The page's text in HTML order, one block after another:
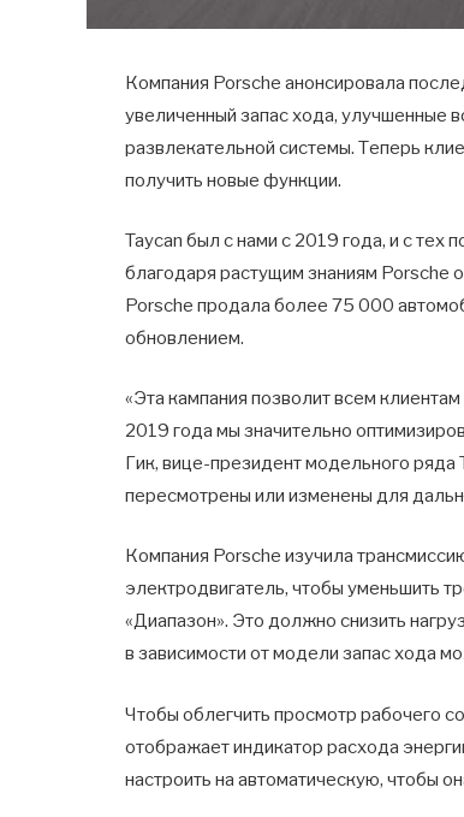
Компания Porsche анонсировала
увеличенный запас хода, улучшенные
развлекательной системы. Теперь
получить новые функции.
Taycan был с нами с 2019 года, и с тех
благодаря растущим знаниям Porsche
Porsche продала более 75 000
обновлением.
«Эта кампания позволит всем
2019 года мы значительно
Гик, вице-президент модельного
пересмотрены или изменены для
Компания Porsche изучила
электродвигатель, чтобы уменьшить
«Диапазон». Это должно снизить
в зависимости от модели запас хода
Чтобы облегчить просмотр рабочего
отображает индикатор расхода
настроить на автоматическую, чтобы